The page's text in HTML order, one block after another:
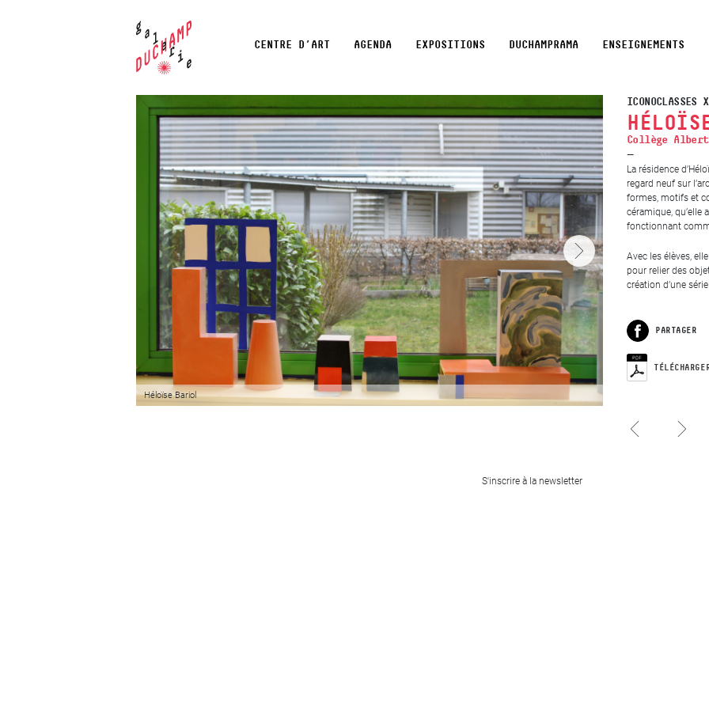
CENTRE D’ART AGENDA EXPOSITIONS DUCHAMPRAMA ENSEIGNEMENTS
Héloïse Bariol
ICONOCLASSES
Collège
La résidence
regard neuf sur
formes, motifs et
céramique, qu’elle
fonctionnant
Avec les élèves,
pour relier des
création d’une
Facebook
PARTAGER
S'inscrire à la newsletter